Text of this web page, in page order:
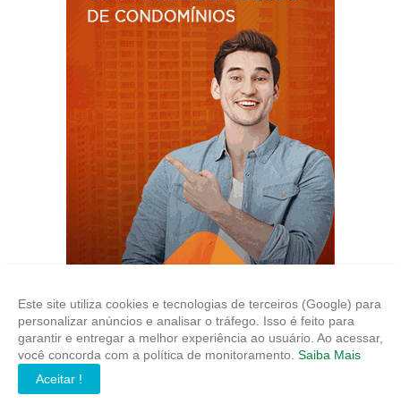
Este site utiliza cookies e tecnologias de terceiros (Google) para
personalizar anúncios e analisar o tráfego. Isso é feito para
garantir e entregar a melhor experiência ao usuário. Ao acessar,
você concorda com a política de monitoramento. Saiba Mais
Aceitar !